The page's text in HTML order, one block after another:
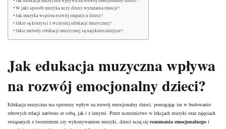
W jaki sposób muzyka uczy dzieci wyrażania emocji?
Jak muzyka wspiera rozwój empatii u dzieci?
Jakie są korzyści z wczesnej edukacji muzycznej?
Jakie metody edukacji muzycznej są najskuteczniejsze?
Jak edukacja muzyczna wpływa
na rozwój emocjonalny dzieci?
Edukacja muzyczna ma ogromny wpływ na rozwój emocjonalny dzieci, pomagając im w budowaniu
zdrowych relacji zarówno ze sobą, jak i z innymi. Przez uczestnictwo w lekcjach muzyki oraz zajęciach
związanych z tworzeniem czy wykonywaniem muzyki, dzieci uczą się rozeznania emocjonalnego i